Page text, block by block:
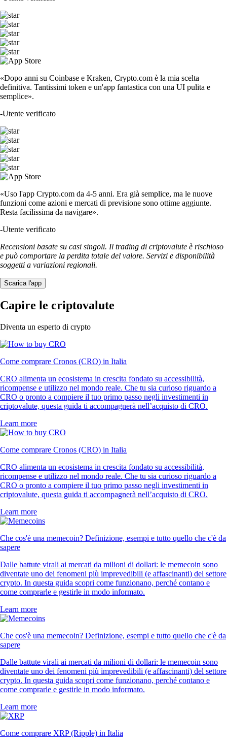
«Dopo anni su Coinbase e Kraken, Crypto.com è la mia scelta
definitiva. Tantissimi token e un'app fantastica con una UI pulita e
semplice».
-Utente verificato
«Uso l'app Crypto.com da 4-5 anni. Era già semplice, ma le nuove
funzioni come azioni e mercati di previsione sono ottime aggiunte.
Resta facilissima da navigare».
-Utente verificato
Recensioni basate su casi singoli. Il trading di criptovalute è rischioso
e può comportare la perdita totale del valore. Servizi e disponibilità
soggetti a variazioni regionali.
Scarica l'app
Capire le criptovalute
Diventa un esperto di crypto
Come comprare Cronos (CRO) in Italia
CRO alimenta un ecosistema in crescita fondato su accessibilità,
ricompense e utilizzo nel mondo reale. Che tu sia curioso riguardo a
CRO o pronto a compiere il tuo primo passo negli investimenti in
criptovalute, questa guida ti accompagnerà nell’acquisto di CRO.
Learn more
Come comprare Cronos (CRO) in Italia
CRO alimenta un ecosistema in crescita fondato su accessibilità,
ricompense e utilizzo nel mondo reale. Che tu sia curioso riguardo a
CRO o pronto a compiere il tuo primo passo negli investimenti in
criptovalute, questa guida ti accompagnerà nell’acquisto di CRO.
Learn more
Che cos'è una memecoin? Definizione, esempi e tutto quello che c'è da
sapere
Dalle battute virali ai mercati da milioni di dollari: le memecoin sono
diventate uno dei fenomeni più imprevedibili (e affascinanti) del settore
crypto. In questa guida scopri come funzionano, perché contano e
come comprarle e gestirle in modo informato.
Learn more
Che cos'è una memecoin? Definizione, esempi e tutto quello che c'è da
sapere
Dalle battute virali ai mercati da milioni di dollari: le memecoin sono
diventate uno dei fenomeni più imprevedibili (e affascinanti) del settore
crypto. In questa guida scopri come funzionano, perché contano e
come comprarle e gestirle in modo informato.
Learn more
Come comprare XRP (Ripple) in Italia